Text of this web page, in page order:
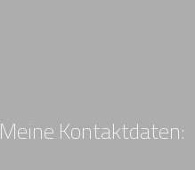
Meine Kontaktdaten: